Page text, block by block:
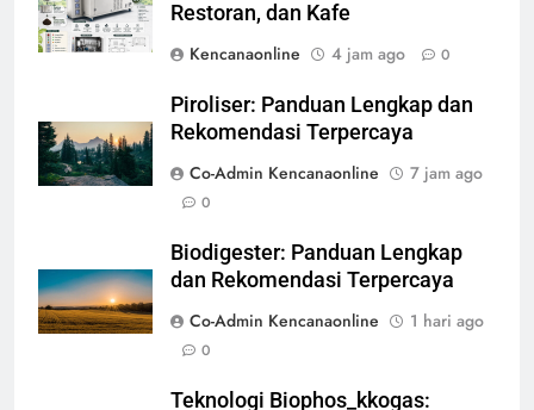
Restoran, dan Kafe
Kencanaonline
4 jam ago 0
Piroliser: Panduan Lengkap dan
Rekomendasi Terpercaya
Co-Admin Kencanaonline
7 jam ago
0
Biodigester: Panduan Lengkap
dan Rekomendasi Terpercaya
Co-Admin Kencanaonline
1 hari ago
0
Teknologi Biophos_kkogas: